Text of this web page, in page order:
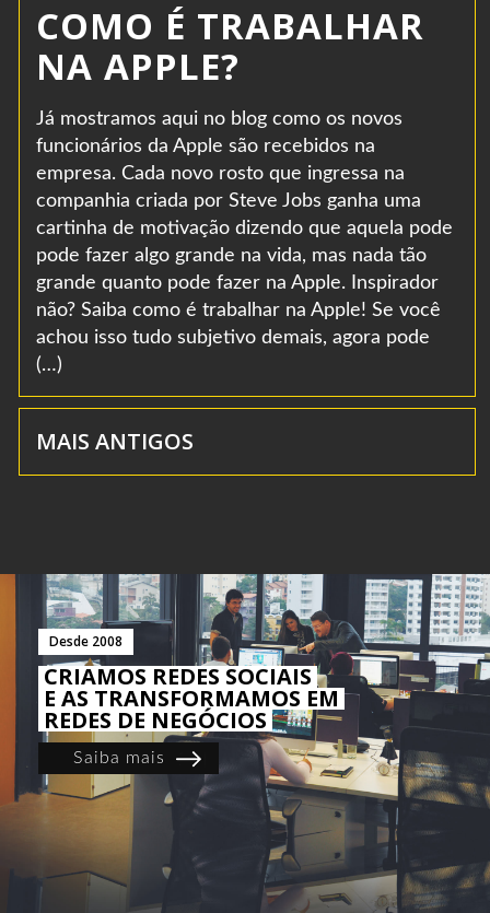
COMO É TRABALHAR
NA APPLE?
Já mostramos aqui no blog como os novos
funcionários da Apple são recebidos na
empresa. Cada novo rosto que ingressa na
companhia criada por Steve Jobs ganha uma
cartinha de motivação dizendo que aquela pode
pode fazer algo grande na vida, mas nada tão
grande quanto pode fazer na Apple. Inspirador
não? Saiba como é trabalhar na Apple! Se você
achou isso tudo subjetivo demais, agora pode
(…)
MAIS ANTIGOS
Desde 2008
CRIAMOS REDES SOCIAIS
E AS TRANSFORMAMOS EM
REDES DE NEGÓCIOS
Saiba mais